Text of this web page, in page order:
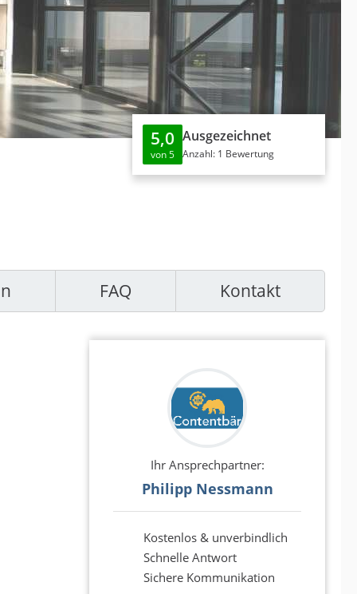
5,0
von 5
Ausgezeichnet
Anzahl: 1 Bewertung
FAQ Kontakt
Ihr Ansprechpartner:
Philipp Nessmann
Kostenlos & unverbindlich
Schnelle Antwort
Sichere Kommunikation